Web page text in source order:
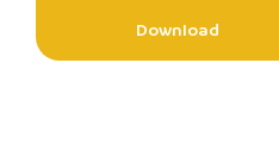
Download